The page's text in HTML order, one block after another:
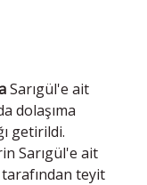
Sarıgül'e ait
dolaşıma
getirildi.
Sarıgül'e ait
teyit